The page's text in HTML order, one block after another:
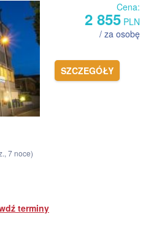
Cena:
2 855 PLN
/ za osobę
SZCZEGÓŁY
7 noce)
terminy